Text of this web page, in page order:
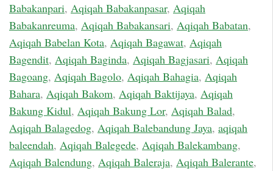
Babakanpari, Aqiqah Babakanpasar, Aqiqah
Babakanreuma, Aqiqah Babakansari, Aqiqah Babatan,
Aqiqah Babelan Kota, Aqiqah Bagawat, Aqiqah
Bagendit, Aqiqah Baginda, Aqiqah Bagjasari, Aqiqah
Bagoang, Aqiqah Bagolo, Aqiqah Bahagia, Aqiqah
Bahara, Aqiqah Bakom, Aqiqah Baktijaya, Aqiqah
Bakung Kidul, Aqiqah Bakung Lor, Aqiqah Balad,
Aqiqah Balagedog, Aqiqah Balebandung Jaya, aqiqah
baleendah, Aqiqah Balegede, Aqiqah Balekambang,
Aqiqah Balendung, Aqiqah Baleraja, Aqiqah Balerante,